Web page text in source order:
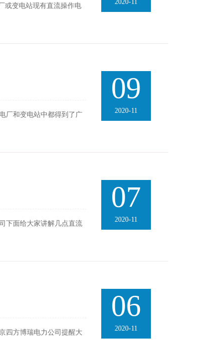
或变电站现有直流操作电
2020-11
厂和变电站中都得到了广
09
2020-11
下面给大家讲解几点直流
07
2020-11
四方博瑞电力公司提醒大
06
2020-11